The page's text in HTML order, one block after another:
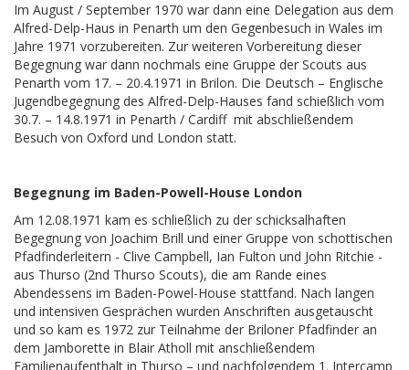
Im August / September 1970 war dann eine Delegation aus dem
Alfred-Delp-Haus in Penarth um den Gegenbesuch in Wales im
Jahre 1971 vorzubereiten. Zur weiteren Vorbereitung dieser
Begegnung war dann nochmals eine Gruppe der Scouts aus
Penarth vom 17. – 20.4.1971 in Brilon. Die Deutsch – Englische
Jugendbegegnung des Alfred-Delp-Hauses fand schießlich vom
30.7. – 14.8.1971 in Penarth / Cardiff mit abschließendem
Besuch von Oxford und London statt.
Begegnung im Baden-Powell-House London
Am 12.08.1971 kam es schließlich zu der schicksalhaften
Begegnung von Joachim Brill und einer Gruppe von schottischen
Pfadfinderleitern - Clive Campbell, Ian Fulton und John Ritchie -
aus Thurso (2nd Thurso Scouts), die am Rande eines
Abendessens im Baden-Powel-House stattfand. Nach langen
und intensiven Gesprächen wurden Anschriften ausgetauscht
und so kam es 1972 zur Teilnahme der Briloner Pfadfinder an
dem Jamborette in Blair Atholl mit anschließendem
Familienaufenthalt in Thurso – und nachfolgendem 1. Intercamp